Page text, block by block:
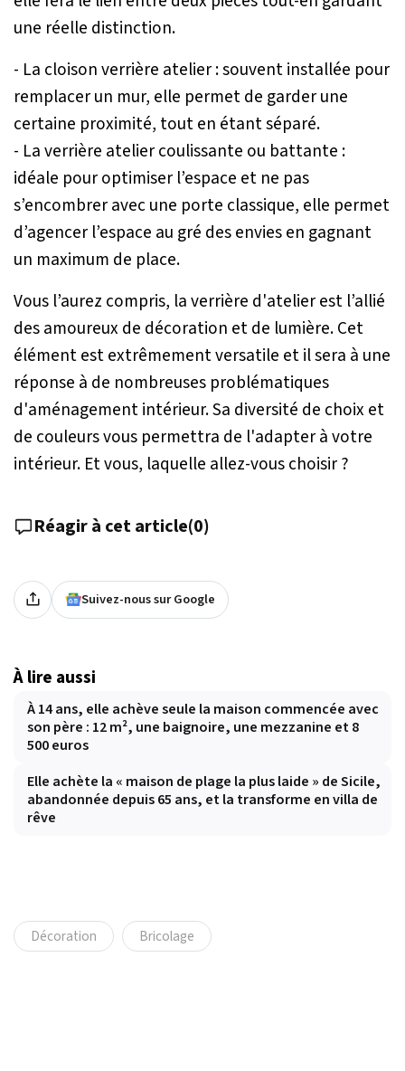
une réelle distinction.
- La cloison verrière atelier : souvent installée pour
remplacer un mur, elle permet de garder une
certaine proximité, tout en étant séparé.
- La verrière atelier coulissante ou battante :
idéale pour optimiser l’espace et ne pas
s’encombrer avec une porte classique, elle permet
d’agencer l’espace au gré des envies en gagnant
un maximum de place.
Vous l’aurez compris, la verrière d'atelier est l’allié
des amoureux de décoration et de lumière. Cet
élément est extrêmement versatile et il sera à une
réponse à de nombreuses problématiques
d'aménagement intérieur. Sa diversité de choix et
de couleurs vous permettra de l'adapter à votre
intérieur. Et vous, laquelle allez-vous choisir ?
Réagir à cet article(0)
Suivez-nous sur Google
À lire aussi
À 14 ans, elle achève seule la maison commencée avec
son père : 12 m², une baignoire, une mezzanine et 8
500 euros
Elle achète la « maison de plage la plus laide » de Sicile,
abandonnée depuis 65 ans, et la transforme en villa de
rêve
Décoration Bricolage